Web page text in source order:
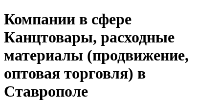
Компании в сфере
Канцтовары, расходные
материалы (продвижение,
оптовая торговля) в
Ставрополе